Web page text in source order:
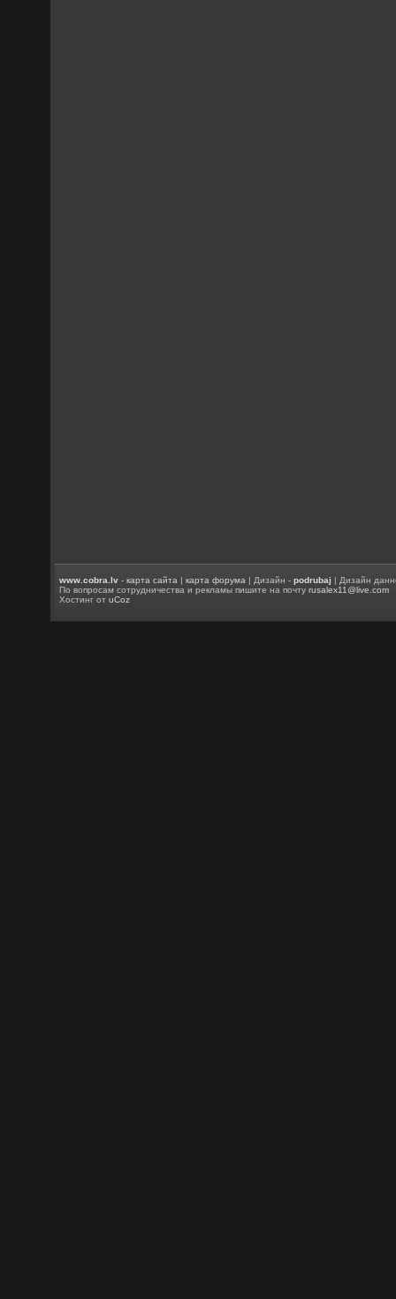
www.cobra.lv -карта сайта |карта форума | Дизайн -podrubaj | Дизайн
По вопросам сотрудничества и рекламы пишите на почтуrusalex11@live.com
Хостинг отuCoz